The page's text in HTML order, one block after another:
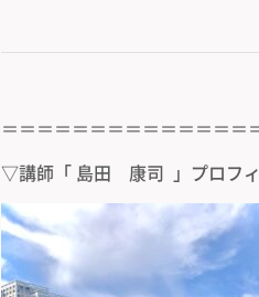
＝＝＝＝＝＝＝＝＝＝＝＝＝＝
▽講師「 島田 康司 」プロフ